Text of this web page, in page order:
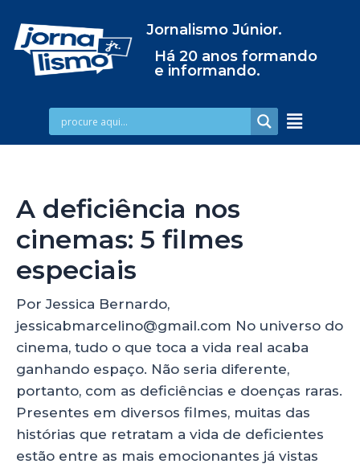
Jornalismo Júnior.
Há 20 anos formando
e informando.
A deficiência nos
cinemas: 5 filmes
especiais
Por Jessica Bernardo,
jessicabmarcelino@gmail.com No universo do
cinema, tudo o que toca a vida real acaba
ganhando espaço. Não seria diferente,
portanto, com as deficiências e doenças raras.
Presentes em diversos filmes, muitas das
histórias que retratam a vida de deficientes
estão entre as mais emocionantes já vistas